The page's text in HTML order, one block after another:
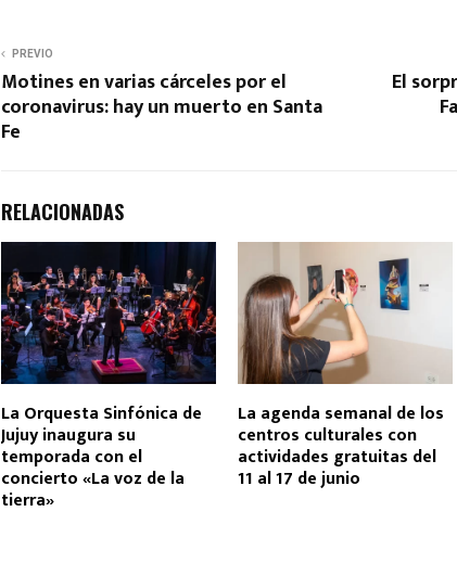
PREVIO
Motines en varias cárceles por el
coronavirus: hay un muerto en Santa
Fe
El
RELACIONADAS
La Orquesta Sinfónica de
Jujuy inaugura su
temporada con el
concierto «La voz de la
tierra»
La agenda semanal de los
centros culturales con
actividades gratuitas del
11 al 17 de junio